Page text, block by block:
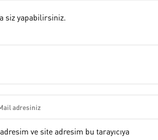
siz yapabilirsiniz.
ve site adresim bu tarayıcıya